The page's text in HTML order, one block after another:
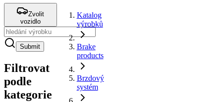
Zvolit
vozidlo
Submit
Filtrovat
podle
kategorie
Katalog
výrobků
Brake
products
Brzdový
systém